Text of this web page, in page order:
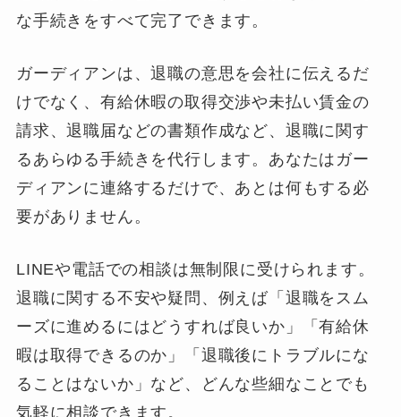
な手続きをすべて完了できます。
ガーディアンは、退職の意思を会社に伝えるだ
けでなく、有給休暇の取得交渉や未払い賃金の
請求、退職届などの書類作成など、退職に関す
るあらゆる手続きを代行します。あなたはガー
ディアンに連絡するだけで、あとは何もする必
要がありません。
LINEや電話での相談は無制限に受けられます。
退職に関する不安や疑問、例えば「退職をスム
ーズに進めるにはどうすれば良いか」「有給休
暇は取得できるのか」「退職後にトラブルにな
ることはないか」など、どんな些細なことでも
気軽に相談できます。